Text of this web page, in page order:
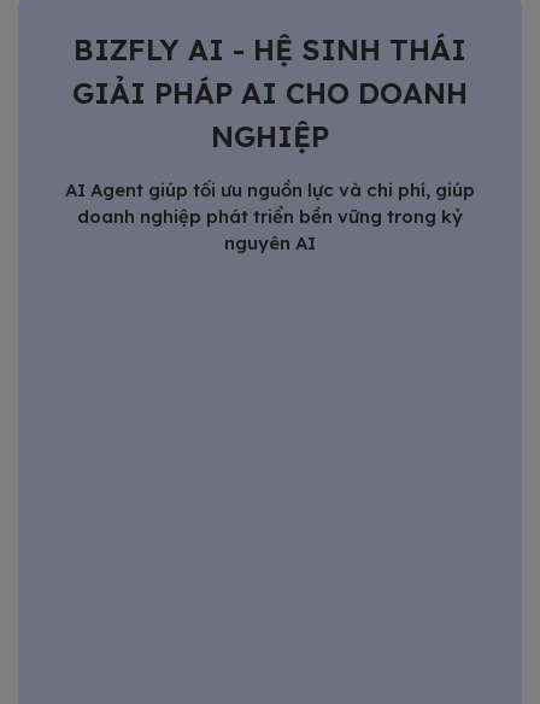
BIZFLY AI - HỆ SINH THÁI
GIẢI PHÁP AI CHO DOANH
NGHIỆP
AI Agent giúp tối ưu nguồn lực và chi phí, giúp
doanh nghiệp phát triển bền vững trong kỷ
nguyên AI